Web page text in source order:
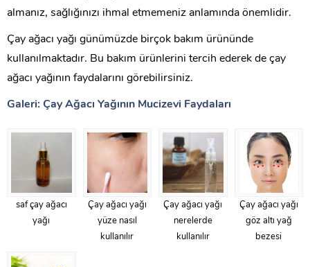
almanız, sağlığınızı ihmal etmemeniz anlamında önemlidir.
Çay ağacı yağı günümüzde birçok bakım ürününde
kullanılmaktadır. Bu bakım ürünlerini tercih ederek de çay
ağacı yağının faydalarını görebilirsiniz.
Galeri: Çay Ağacı Yağının Mucizevi Faydaları
saf çay ağacı
yağı
Çay ağacı yağı
yüze nasıl
kullanılır
Çay ağacı yağı
nerelerde
kullanılır
Çay ağacı yağı
göz altı yağ
bezesi